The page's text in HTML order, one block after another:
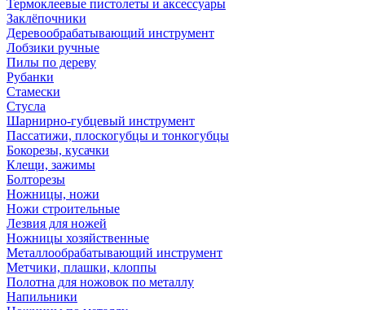
Термоклеевые пистолеты и аксессуары
Заклёпочники
Деревообрабатывающий инструмент
Лобзики ручные
Пилы по дереву
Рубанки
Стамески
Стусла
Шарнирно-губцевый инструмент
Пассатижи, плоскогубцы и тонкогубцы
Бокорезы, кусачки
Клещи, зажимы
Болторезы
Ножницы, ножи
Ножи строительные
Лезвия для ножей
Ножницы хозяйственные
Металлообрабатывающий инструмент
Метчики, плашки, клоппы
Полотна для ножовок по металлу
Напильники